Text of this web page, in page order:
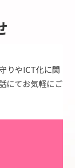
りやICT化に関
にてお気軽にご